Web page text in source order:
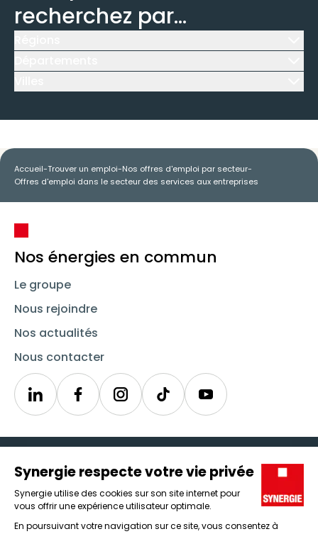
recherchez par...
Accueil-Trouver un emploi-Nos offres d'emploi par secteur-
Offres d'emploi dans le secteur des services aux entreprises
Nos énergies en commun
Le groupe
Nous rejoindre
Nos actualités
Nous contacter
LinkedinSynergieInstagramTikTok Youtube
Icône d'illustration
Candidats
Entreprises
Icône d'illustration
Nos agences
Icône d'illustration